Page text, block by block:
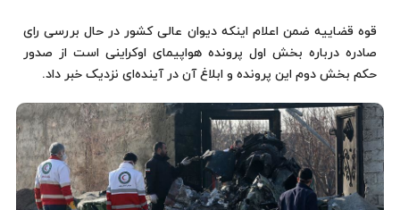
قوه قضاییه ضمن اعلام اینکه دیوان عالی کشور در حال بررسی رای
صادره درباره بخش اول پرونده هواپیمای اوکراینی است از صدور
حکم بخش دوم این پرونده و ابلاغ آن در آینده‌ای نزدیک خبر داد.